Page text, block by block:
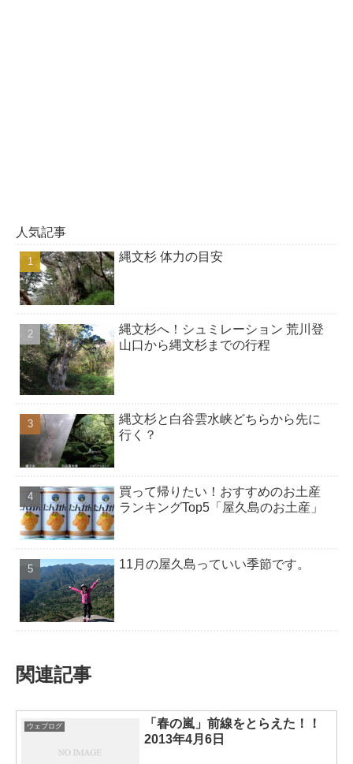
人気記事
縄文杉 体力の目安
縄文杉へ！シュミレーション 荒川登
山口から縄文杉までの行程
縄文杉と白谷雲水峡どちらから先に
行く？
買って帰りたい！おすすめのお土産
ランキングTop5「屋久島のお土産」
11月の屋久島っていい季節です。
関連記事
ウェブログ
「春の嵐」前線をとらえた！！
2013年4月6日